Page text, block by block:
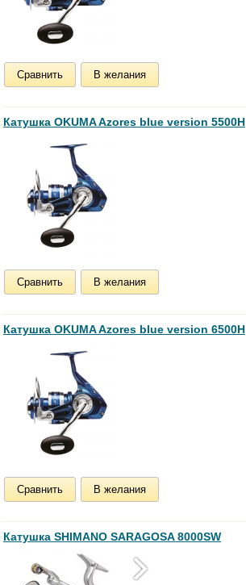
Сравнить В желания
Катушка OKUMA Azores blue version 5500H
Сравнить В желания
Катушка OKUMA Azores blue version 6500H
Сравнить В желания
Катушка SHIMANO SARAGOSA 8000SW